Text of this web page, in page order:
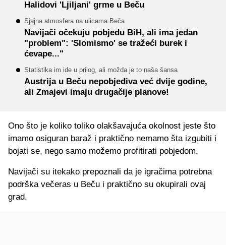
Halidovi 'Ljiljani' grme u Beču
Sjajna atmosfera na ulicama Beča
Navijači očekuju pobjedu BiH, ali ima jedan
"problem": 'Slomismo' se tražeći burek i
ćevape..."
Statistika im ide u prilog, ali možda je to naša šansa
Austrija u Beču nepobjediva već dvije godine,
ali Zmajevi imaju drugačije planove!
Ono što je koliko toliko olakšavajuća okolnost jeste što
imamo osiguran baraž i praktično nemamo šta izgubiti i
bojati se, nego samo možemo profitirati pobjedom.
Navijači su itekako prepoznali da je igračima potrebna
podrška večeras u Beču i praktično su okupirali ovaj
grad.